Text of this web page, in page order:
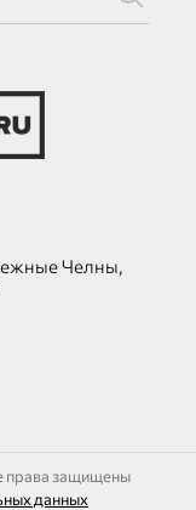
Челны,
права защищены
данных